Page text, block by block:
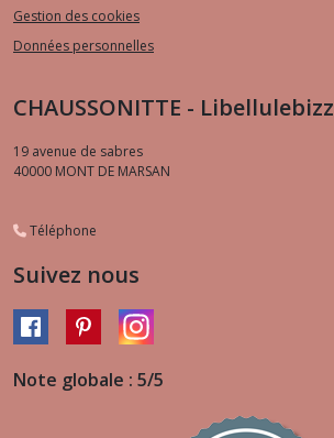
Gestion des cookies
Données personnelles
CHAUSSONITTE - Libellulebizz
19 avenue de sabres
40000 MONT DE MARSAN
Téléphone
Suivez nous
Note globale : 5/5